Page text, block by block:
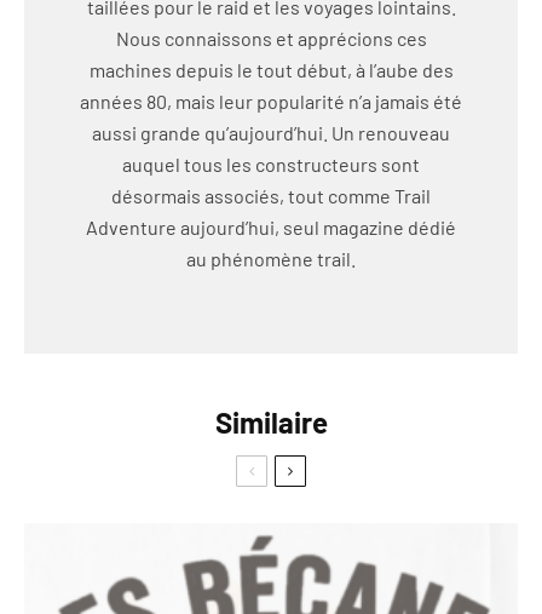
taillées pour le raid et les voyages lointains.
Nous connaissons et apprécions ces
machines depuis le tout début, à l’aube des
années 80, mais leur popularité n’a jamais été
aussi grande qu’aujourd’hui. Un renouveau
auquel tous les constructeurs sont
désormais associés, tout comme Trail
Adventure aujourd’hui, seul magazine dédié
au phénomène trail.
Similaire